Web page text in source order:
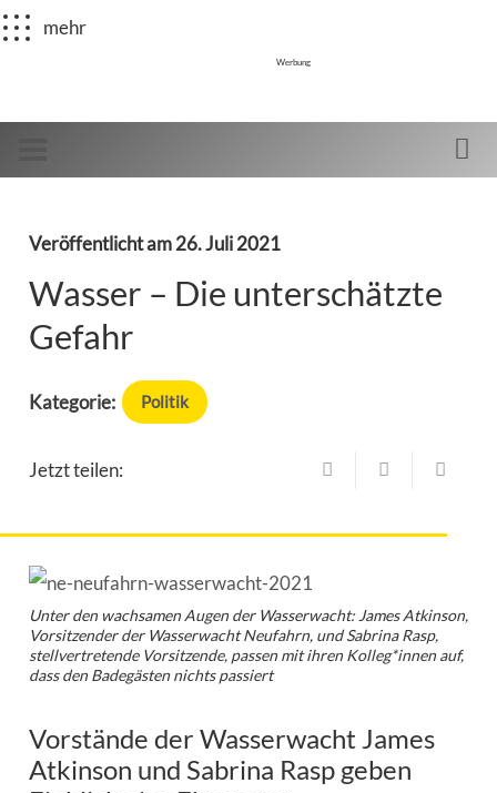
mehr
Werbung
Veröffentlicht am26. Juli 2021
Wasser – Die unterschätzte
Gefahr
Kategorie: Politik
Jetzt teilen:
Unter den wachsamen Augen der Wasserwacht: James Atkinson,
Vorsitzender der Wasserwacht Neufahrn, und Sabrina Rasp,
stellvertretende Vorsitzende, passen mit ihren Kolleg*innen auf,
dass den Badegästen nichts passiert
Vorstände der Wasserwacht James
Atkinson und Sabrina Rasp geben